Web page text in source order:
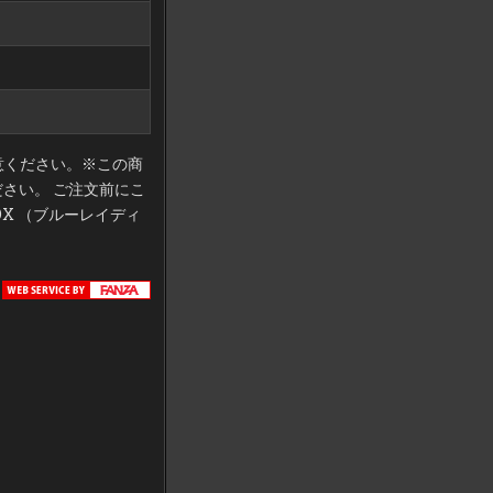
ください。※この商
い。 ご注文前にこ
（ブルーレイディ